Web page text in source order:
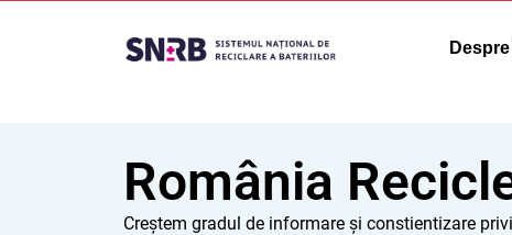
România
Creștem gradul de informare și constientizare